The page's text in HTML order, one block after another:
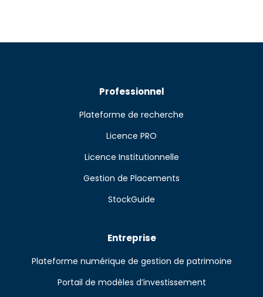
Professionnel
Plateforme de recherche
Licence PRO
Licence Institutionnelle
Gestion de Placements
StockGuide
Entreprise
Plateforme numérique de gestion de patrimoine
Portail de modèles d’investissement